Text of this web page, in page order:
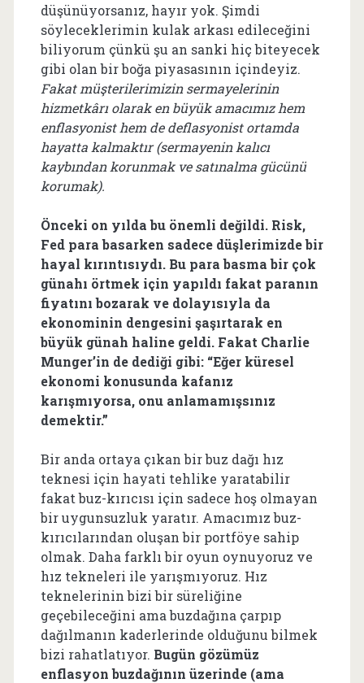
düşünüyorsanız, hayır yok. Şimdi
söyleceklerimin kulak arkası edileceğini
biliyorum çünkü şu an sanki hiç biteyecek
gibi olan bir boğa piyasasının içindeyiz.
Fakat müşterilerimizin sermayelerinin
hizmetkârı olarak en büyük amacımız hem
enflasyonist hem de deflasyonist ortamda
hayatta kalmaktır (sermayenin kalıcı
kaybından korunmak ve satınalma gücünü
korumak).
Önceki on yılda bu önemli değildi. Risk,
Fed para basarken sadece düşlerimizde bir
hayal kırıntısıydı. Bu para basma bir çok
günahı örtmek için yapıldı fakat paranın
fiyatını bozarak ve dolayısıyla da
ekonominin dengesini şaşırtarak en
büyük günah haline geldi. Fakat Charlie
Munger’in de dediği gibi: “Eğer küresel
ekonomi konusunda kafanız
karışmıyorsa, onu anlamamışsınız
demektir.”
Bir anda ortaya çıkan bir buz dağı hız
teknesi için hayati tehlike yaratabilir
fakat buz-kırıcısı için sadece hoş olmayan
bir uygunsuzluk yaratır. Amacımız buz-
kırıcılarından oluşan bir portföye sahip
olmak. Daha farklı bir oyun oynuyoruz ve
hız tekneleri ile yarışmıyoruz. Hız
teknelerinin bizi bir süreliğine
geçebileceğini ama buzdağına çarpıp
dağılmanın kaderlerinde olduğunu bilmek
bizi rahatlatıyor. Bugün gözümüz
enflasyon buzdağının üzerinde (ama